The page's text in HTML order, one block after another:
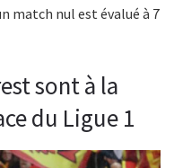
match nul est évalué à 7
sont à la
du Ligue 1